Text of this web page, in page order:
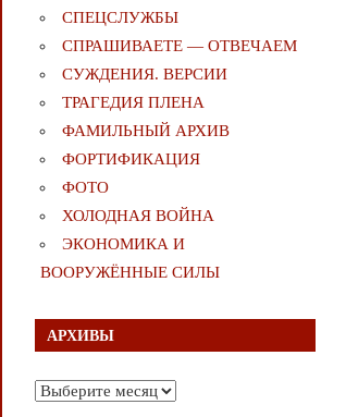
СПЕЦСЛУЖБЫ
СПРАШИВАЕТЕ — ОТВЕЧАЕМ
СУЖДЕНИЯ. ВЕРСИИ
ТРАГЕДИЯ ПЛЕНА
ФАМИЛЬНЫЙ АРХИВ
ФОРТИФИКАЦИЯ
ФОТО
ХОЛОДНАЯ ВОЙНА
ЭКОНОМИКА И
ВООРУЖЁННЫЕ СИЛЫ
АРХИВЫ
Архивы